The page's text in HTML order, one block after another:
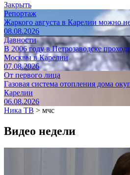
Закрыть
Репортаж
Жаркого августа в Карелии можно
08.08.2026
Давности
В 2006 году в Петрозаводске
Москвы в Карелии
07.08.2026
От первого лица
Газовая система отопления дома
Карелии
06.08.2026
Ника ТВ > мчс
Видео недели